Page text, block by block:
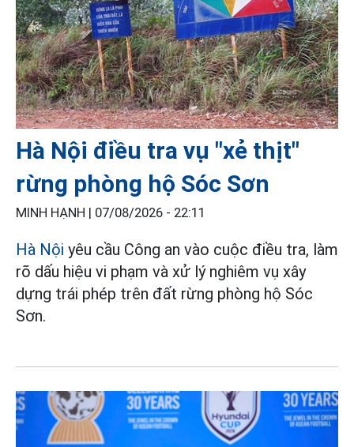
Hà Nội điều tra vụ "xẻ thịt"
rừng phòng hộ Sóc Sơn
MINH HẠNH | 07/08/2026 - 22:11
Hà Nội yêu cầu Công an vào cuộc điều tra, làm
rõ dấu hiệu vi phạm và xử lý nghiêm vụ xây
dựng trái phép trên đất rừng phòng hộ Sóc
Sơn.